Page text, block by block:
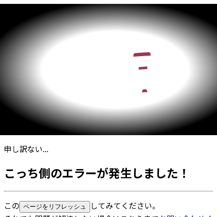
申し訳ない...
こっち側のエラーが発生しました！
この ページをリフレッシュ
してみてください。